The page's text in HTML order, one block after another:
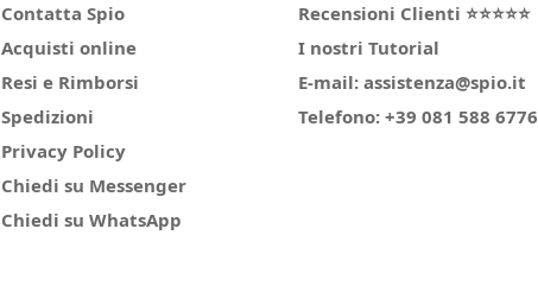
Contatta Spio
Acquisti online
Resi e Rimborsi
Spedizioni
Privacy Policy
Chiedi su Messenger
Chiedi su WhatsApp
Recensioni Clienti ⭐⭐⭐⭐⭐
I nostri Tutorial
E-mail: assistenza@spio.it
Telefono: +39 081 588 6776